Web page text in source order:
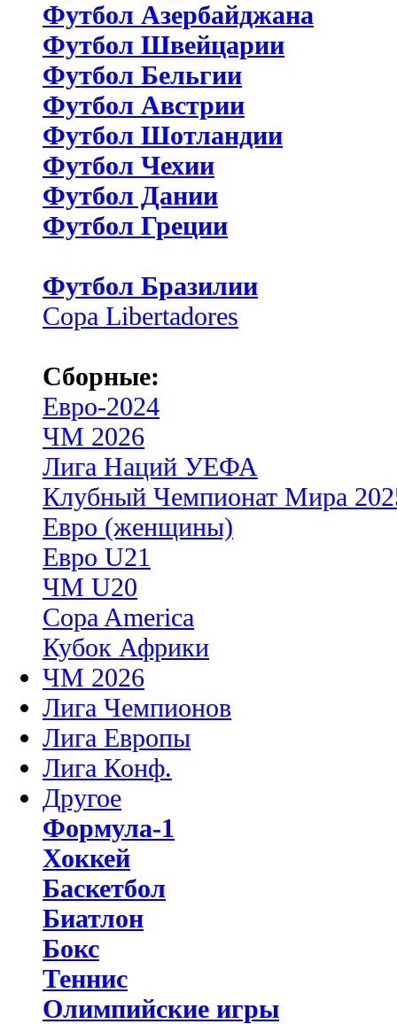
Футбол Азербайджана
Футбол Швейцарии
Футбол Бельгии
Футбол Австрии
Футбол Шотландии
Футбол Чехии
Футбол Дании
Футбол Греции
Футбол Бразилии
Copa Libertadores
Сборные:
Евро-2024
ЧМ 2026
Лига Наций УЕФА
Клубный Чемпионат Мира
Евро (женщины)
Евро U21
ЧМ U20
Copa America
Кубок Африки
ЧМ 2026
Лига Чемпионов
Лига Европы
Лига Конф.
Другое
Формула-1
Хоккей
Баскетбол
Биатлон
Бокс
Теннис
Олимпийские игры